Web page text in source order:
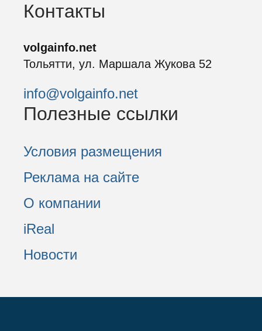
Контакты
volgainfo.net
Тольятти, ул. Маршала Жукова 52
info@volgainfo.net
Полезные ссылки
Условия размещения
Реклама на сайте
О компании
iReal
Новости